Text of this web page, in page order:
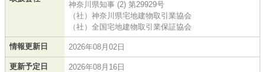
神奈川県知事 (2) 第29929号
（社）神奈川県宅地建物取引業協会
（社）全国宅地建物取引業保証協会
情報更新日 2026年08月02日
更新予定日 2026年08月16日